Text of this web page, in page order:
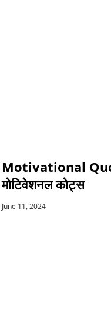
Motivational
मोटिवेशनल कोट्स
June 11, 2024